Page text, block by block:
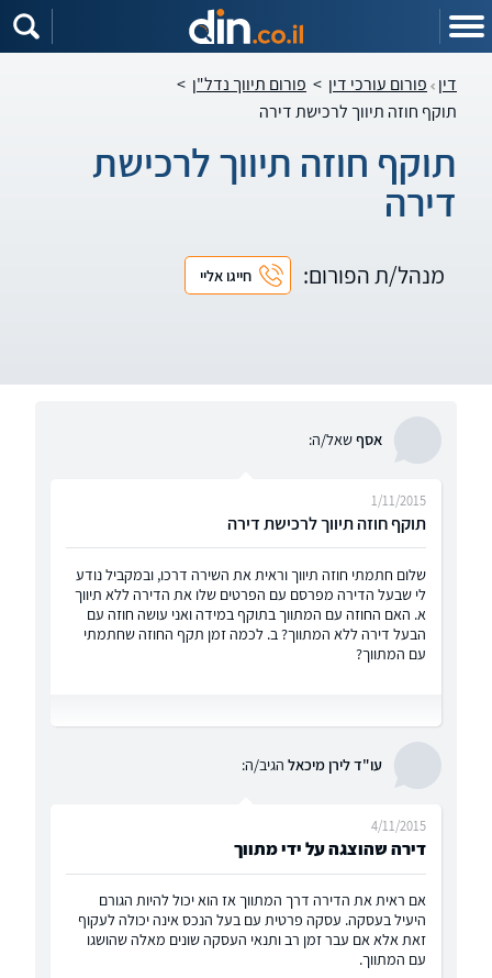
דין פורום עורכי דין > פורום תיווך נדל"ן >
תוקף חוזה תיווך לרכישת דירה
תוקף חוזה תיווך לרכישת
דירה
מנהל/ת הפורום: חייגו אליי
אסףשאל/ה:
תוקף חוזה תיווך לרכישת דירה
1/11/2015
שלום חתמתי חוזה תיווך וראית את השירה דרכו, ובמקביל נודע
לי שבעל הדירה מפרסם עם הפרטים שלו את הדירה ללא תיווך
א. האם החוזה עם המתווך בתוקף במידה ואני עושה חוזה עם
הבעל דירה ללא המתווך? ב. לכמה זמן תקף החוזה שחתמתי
עם המתווך?
עו"ד לירן מיכאל הגיב/ה:
דירה שהוצגה על ידי מתווך
4/11/2015
אם ראית את הדירה דרך המתווך אז הוא יכול להיות הגורם
היעיל בעסקה. עסקה פרטית עם בעל הנכס אינה יכולה לעקוף
זאת אלא אם עבר זמן רב ותנאי העסקה שונים מאלה שהושגו
עם המתווך.